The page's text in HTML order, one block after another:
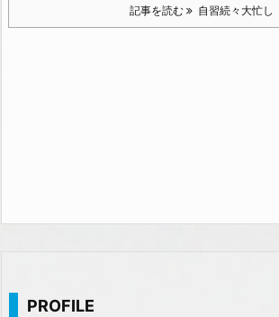
記事を読む 自習続々大忙し
PROFILE